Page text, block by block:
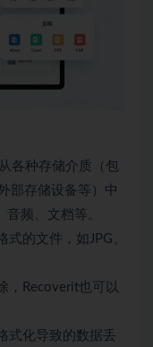
各种存储介质（包
部存储设备等）中
频、文档等。
的文件，如JPG、
，Recoverit也可以
式化导致的数据丢